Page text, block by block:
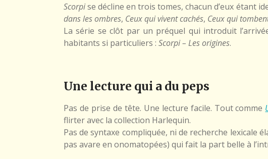
Scorpise décline en trois tomes, chacun d’eux étant
dans les ombres, Ceux qui vivent cachés, Ceux qui
La série se clôt par un préquel qui introduit
habitants si particuliers : Scorpi – Les origines.
Une lecture qui a du peps
Pas de prise de tête. Une lecture facile. Tout comme
flirter avec la collection Harlequin.
Pas de syntaxe compliquée, ni de recherche lexicale
pas avare en onomatopées) qui fait la part belle à